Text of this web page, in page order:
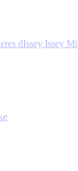
dIssey Issey